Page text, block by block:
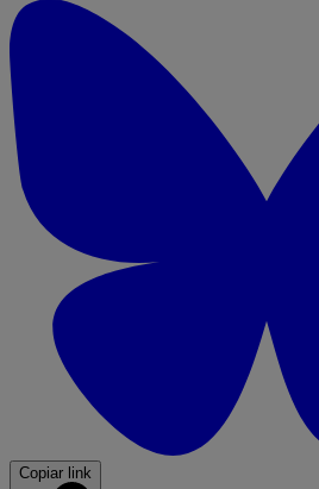
Copiar link